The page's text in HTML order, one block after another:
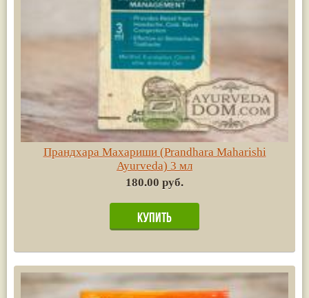
Прандхара Махариши (Prandhara Maharishi
Ayurvedа) 3 мл
180.00 руб.